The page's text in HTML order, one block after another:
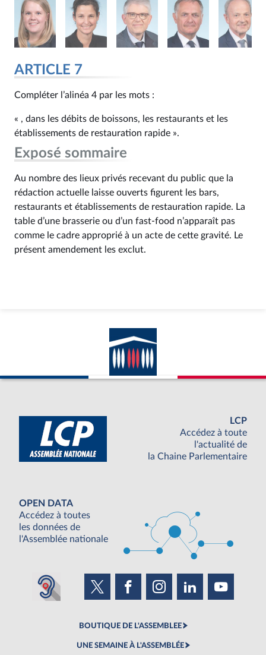
ARTICLE 7
Compléter l’alinéa 4 par les mots :
« , dans les débits de boissons, les restaurants et les
établissements de restauration rapide ».
Exposé sommaire
Au nombre des lieux privés recevant du public que la
rédaction actuelle laisse ouverts figurent les bars,
restaurants et établissements de restauration rapide. La
table d’une brasserie ou d’un fast-food n’apparaît pas
comme le cadre approprié à un acte de cette gravité. Le
présent amendement les exclut.
LCP
Accédez à toute
l'actualité de
la Chaine Parlementaire
OPEN DATA
Accédez à toutes
les données de
l'Assemblée nationale
BOUTIQUE DE L'ASSEMBLEE
UNE SEMAINE À L'ASSEMBLÉE